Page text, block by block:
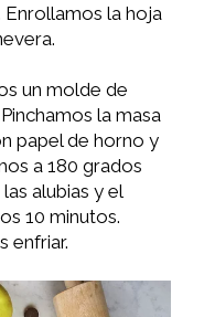
Enrollamos la hoja
un molde de
la masa
papel de horno y
a 180 grados
alubias y el
10 minutos.
enfriar.